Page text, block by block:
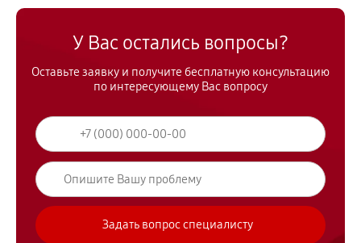
У Вас остались вопросы?
Оставьте заявку и получите бесплатную консультацию
по интересующему Вас вопросу